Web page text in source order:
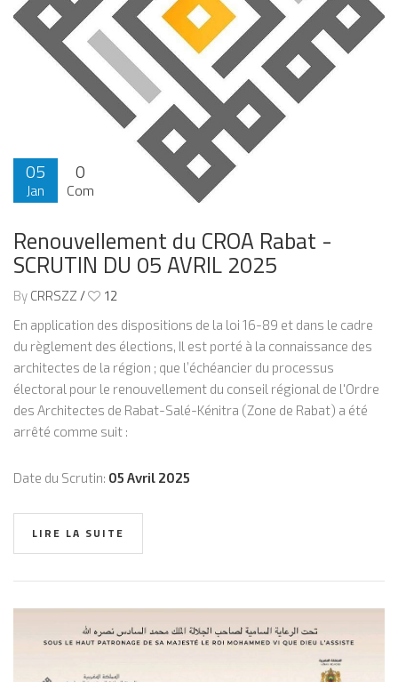
05
Jan
2025
0
Com
Renouvellement du CROA Rabat -
SCRUTIN DU 05 AVRIL 2025
ByCRRSZZ/ 12
En application des dispositions de la loi 16-89 et dans le cadre
du règlement des élections, Il est porté à la connaissance des
architectes de la région ; que l’échéancier du processus
électoral pour le renouvellement du conseil régional de l'Ordre
des Architectes de Rabat-Salé-Kénitra (Zone de Rabat) a été
arrêté comme suit :
Date du Scrutin: 05 Avril 2025
LIRE LA SUITE